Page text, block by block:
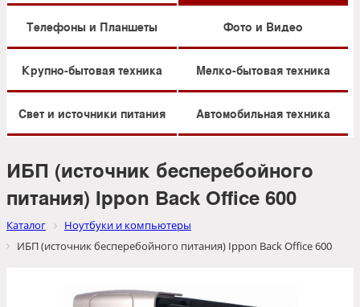
Телефоны и Планшеты Фото и Видео
Крупно-бытовая техника Мелко-бытовая техника
Свет и источники питания Автомобильная техника
ИБП (источник бесперебойного
питания) Ippon Back Office 600
Каталог
Ноутбуки и компьютеры
ИБП (источник бесперебойного питания) Ippon Back Office 600